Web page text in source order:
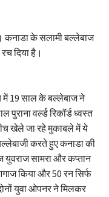
कनाडा के सलामी बल्लेबाज
दिया है।
में 19 साल के बल्लेबाज ने
वर्ल्ड रिकॉर्ड ध्वस्त
खेले जा रहे मुकाबले में ये
करते हुए कनाडा की
युवराज सामरा और कप्तान
किया और 50 रन सिर्फ
युवा ओपनर ने मिलकर